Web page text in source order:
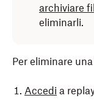
archiviare
eliminarli.
Per eliminare
Accedi a